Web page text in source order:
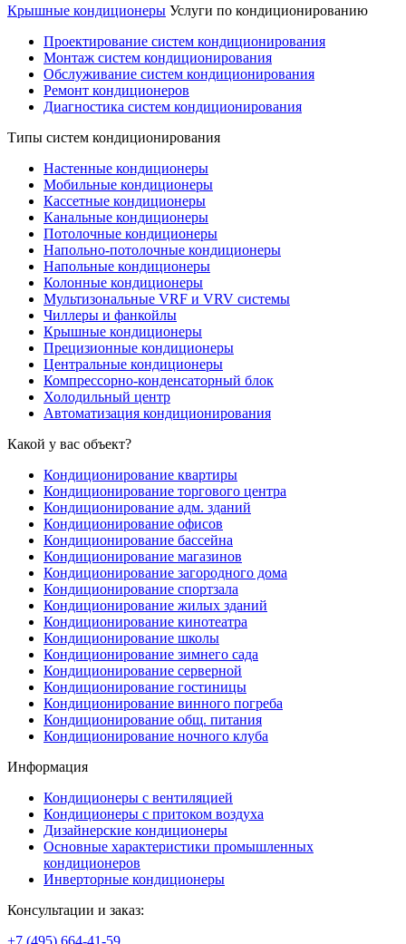
Крышные кондиционеры Услуги по кондиционированию
Проектирование систем кондиционирования
Монтаж систем кондиционирования
Обслуживание систем кондиционирования
Ремонт кондиционеров
Диагностика систем кондиционирования
Типы систем кондиционирования
Настенные кондиционеры
Мобильные кондиционеры
Кассетные кондиционеры
Канальные кондиционеры
Потолочные кондиционеры
Напольно-потолочные кондиционеры
Напольные кондиционеры
Колонные кондиционеры
Мультизональные VRF и VRV системы
Чиллеры и фанкойлы
Крышные кондиционеры
Прецизионные кондиционеры
Центральные кондиционеры
Компрессорно-конденсаторный блок
Холодильный центр
Автоматизация кондиционирования
Какой у вас объект?
Кондиционирование квартиры
Кондиционирование торгового центра
Кондиционирование адм. зданий
Кондиционирование офисов
Кондиционирование бассейна
Кондиционирование магазинов
Кондиционирование загородного дома
Кондиционирование спортзала
Кондиционирование жилых зданий
Кондиционирование кинотеатра
Кондиционирование школы
Кондиционирование зимнего сада
Кондиционирование серверной
Кондиционирование гостиницы
Кондиционирование винного погреба
Кондиционирование общ. питания
Кондиционирование ночного клуба
Информация
Кондиционеры с вентиляцией
Кондиционеры с притоком воздуха
Дизайнерские кондиционеры
Основные характеристики промышленных
кондиционеров
Инверторные кондиционеры
Консультации и заказ:
+7 (495) 664-41-59